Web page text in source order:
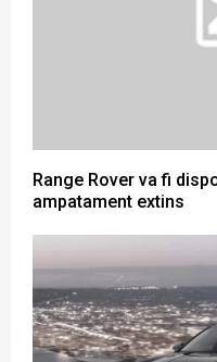
Range Rover va fi
ampatament extins